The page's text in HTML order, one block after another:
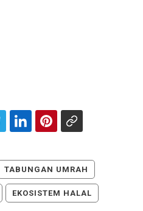
TABUNGAN UMRAH
EKOSISTEM HALAL